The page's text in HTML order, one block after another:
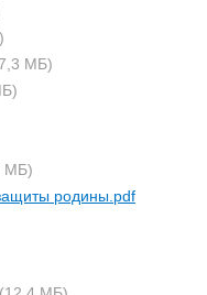
МБ)
МБ)
родины.pdf